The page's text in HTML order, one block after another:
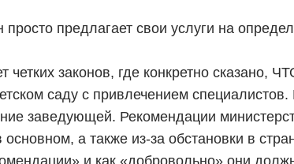
предлагает свои услуги на
четких законов, где конкретно
саду с привлечением специалистов.
заведующей. Рекомендации
а также из-за обстановки в